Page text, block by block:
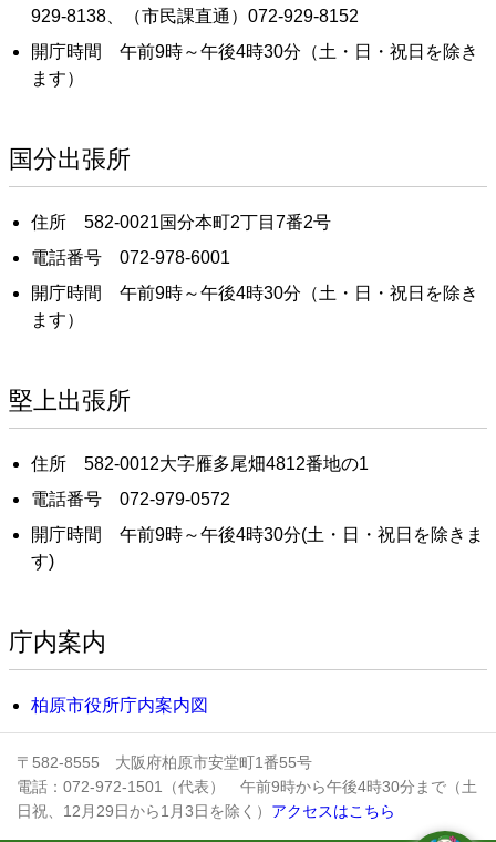
929-8138、（市民課直通）072-929-8152
開庁時間 午前9時～午後4時30分（土・日・祝日を除き
ます）
国分出張所
住所 582-0021国分本町2丁目7番2号
電話番号 072-978-6001
開庁時間 午前9時～午後4時30分（土・日・祝日を除き
ます）
堅上出張所
住所 582-0012大字雁多尾畑4812番地の1
電話番号 072-979-0572
開庁時間 午前9時～午後4時30分(土・日・祝日を除きま
す)
庁内案内
柏原市役所庁内案内図
〒582-8555 大阪府柏原市安堂町1番55号
電話：072-972-1501（代表） 午前9時から午後4時30分まで（土
日祝、12月29日から1月3日を除く） アクセスはこちら